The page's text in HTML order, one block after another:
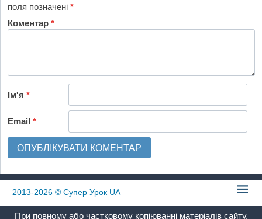
поля позначені*
Коментар*
Ім'я*
Email*
2013-2026 © Супер Урок UA
При повному або частковому копіюванні матеріалів сайту,